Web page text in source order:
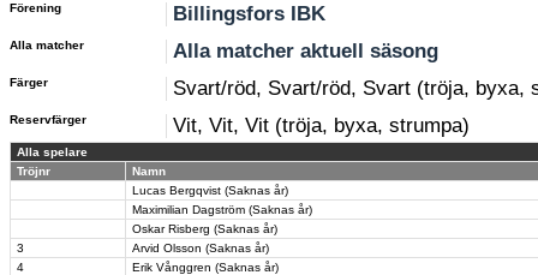
Förening Billingsfors IBK
Alla matcher Alla matcher aktuell säsong
Färger Svart/röd, Svart/röd, Svart (tröja, byxa,
Reservfärger Vit, Vit, Vit (tröja, byxa, strumpa)
Alla spelare
Tröjnr
Namn
Lucas Bergqvist (Saknas år)
Maximilian Dagström (Saknas år)
Oskar Risberg (Saknas år)
3
Arvid Olsson (Saknas år)
4
Erik Vånggren (Saknas år)